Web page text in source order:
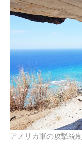
アメリカ軍の攻撃統